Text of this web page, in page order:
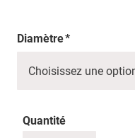
Diamètre
Quantité